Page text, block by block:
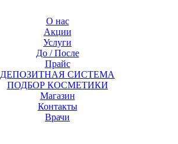
О нас
Акции
Услуги
До / После
Прайс
ДЕПОЗИТНАЯ СИСТЕМА
ПОДБОР КОСМЕТИКИ
Магазин
Контакты
Врачи